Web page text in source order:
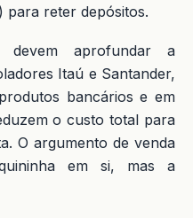
reter depósitos.
devem aprofundar a
Itaú e Santander,
bancários e em
o custo total para
O argumento de venda
em si, mas a